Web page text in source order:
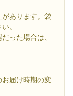
があります。袋
。
った場合は、
届け時期の変